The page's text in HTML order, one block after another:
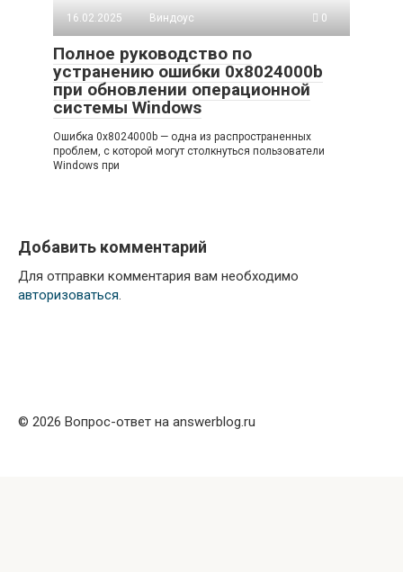
16.02.2025
Виндоус 0
Полное руководство по
устранению ошибки 0x8024000b
при обновлении операционной
системы Windows
Ошибка 0x8024000b — одна из распространенных
проблем, с которой могут столкнуться пользователи
Windows при
Добавить комментарий
Для отправки комментария вам необходимо
авторизоваться.
© 2026 Вопрос-ответ на answerblog.ru